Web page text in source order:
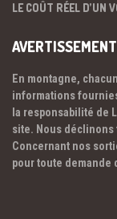
LE COÛT RÉEL D’UN
En montagne,
informations
la responsabilité de
site. Nous déclinons
Concernant nos
pour toute demande